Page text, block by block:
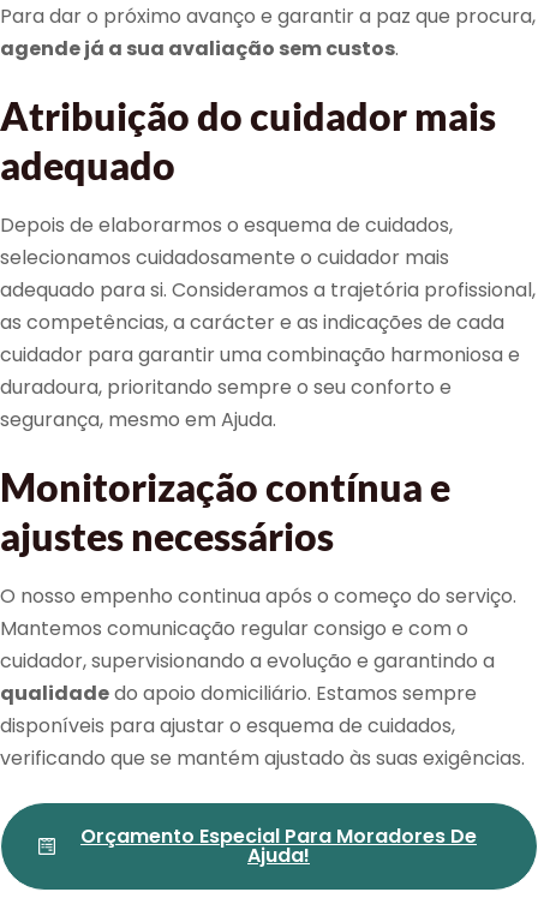
Para dar o próximo avanço e garantir a paz que procura,
agende já a sua avaliação sem custos.
Atribuição do cuidador mais
adequado
Depois de elaborarmos o esquema de cuidados,
selecionamos cuidadosamente o cuidador mais
adequado para si. Consideramos a trajetória profissional,
as competências, a carácter e as indicações de cada
cuidador para garantir uma combinação harmoniosa e
duradoura, prioritando sempre o seu conforto e
segurança, mesmo em Ajuda.
Monitorização contínua e
ajustes necessários
O nosso empenho continua após o começo do serviço.
Mantemos comunicação regular consigo e com o
cuidador, supervisionando a evolução e garantindo a
qualidadedo apoio domiciliário. Estamos sempre
disponíveis para ajustar o esquema de cuidados,
verificando que se mantém ajustado às suas exigências.
Orçamento Especial Para Moradores De
Ajuda!